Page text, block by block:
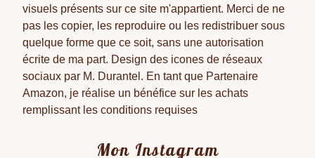
visuels présents sur ce site m'appartient. Merci de ne
pas les copier, les reproduire ou les redistribuer sous
quelque forme que ce soit, sans une autorisation
écrite de ma part. Design des icones de réseaux
sociaux par M. Durantel. En tant que Partenaire
Amazon, je réalise un bénéfice sur les achats
remplissant les conditions requises
Mon Instagram